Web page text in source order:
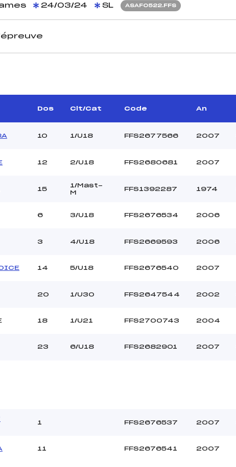
24/03/24 SL ASAF0522.FFS
FLAMMIER BERNARD (SA)
10H00
JANUEL (SA)
Heure
99.4600
Dos Clt/Cat Code An
10 1/U18 FFS2677566 2007
12 2/U18 FFS2680681 2007
15
1/Mast-
M
FFS1392287 1974
6 3/U18 FFS2676534 2006
3 4/U18 FFS2669593 2006
14 5/U18 FFS2676540 2007
20 1/U30 FFS2647544 2002
18 1/U21 FFS2700743 2004
23 6/U18 FFS2682901 2007
1 FFS2676537 2007
11 FFS2676541 2007